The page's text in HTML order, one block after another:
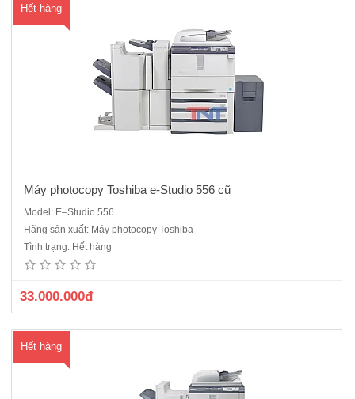
Hết hàng
Máy photocopy Toshiba e-Studio 556 cũ
Model: E–Studio 556
Hãng sản xuất: Máy photocopy Toshiba
Tình trạng: Hết hàng
33.000.000đ
Hết hàng
Máy photocopy Toshiba E-Studio 656 mới 90% là sản phẩm máy
photocopy Toshiba công nghiệp mới nhất thường được sử dụng tại
các trung tâm in ấn, doanh nghiệp có nhu cầu photocopy lớn.Máy
được sản xuất năm 2014Chức năng: Photocopy, In mạng, S..